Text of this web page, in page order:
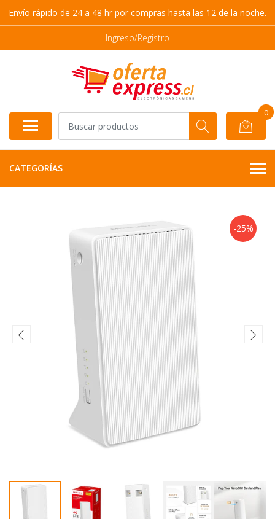
Envío rápido de 24 a 48 hr por compras hasta las 12 de la noche.
Ingreso/Registro
0
CATEGORÍAS
-25%